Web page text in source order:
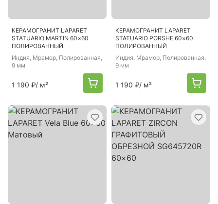
КЕРАМОГРАНИТ LAPARET
STATUARIO MARTIN 60×60
ПОЛИРОВАННЫЙ
Индия, Мрамор, Полированная,
9 мм
1 190 ₽/ м²
КЕРАМОГРАНИТ LAPARET
STATUARIO PORSHE 60×60
ПОЛИРОВАННЫЙ
Индия, Мрамор, Полированная,
9 мм
1 190 ₽/ м²